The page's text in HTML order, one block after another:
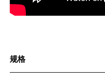
规格